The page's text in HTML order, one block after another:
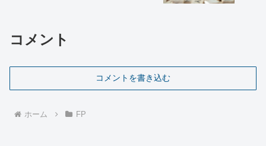
コメント
コメントを書き込む
ホーム FP